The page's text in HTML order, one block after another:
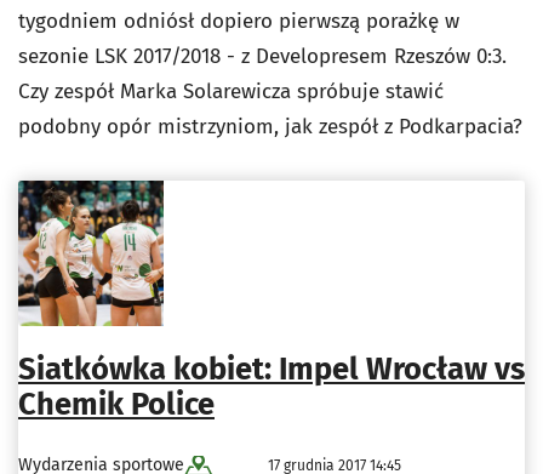
tygodniem odniósł dopiero pierwszą porażkę w
sezonie LSK 2017/2018 - z Developresem Rzeszów 0:3.
Czy zespół Marka Solarewicza spróbuje stawić
podobny opór mistrzyniom, jak zespół z Podkarpacia?
Siatkówka kobiet: Impel Wrocław vs
Chemik Police
Wydarzenia sportowe
17 grudnia 2017 14:45